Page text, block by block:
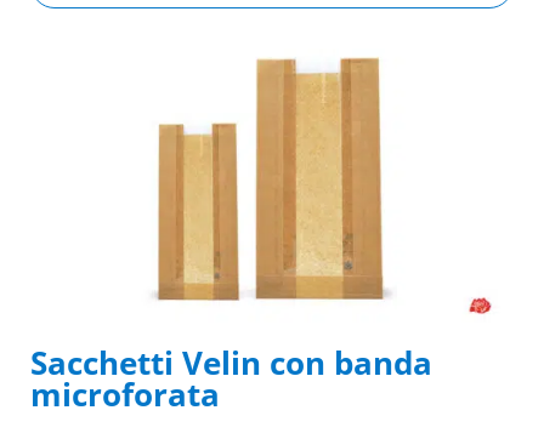
Sacchetti Velin con banda
microforata